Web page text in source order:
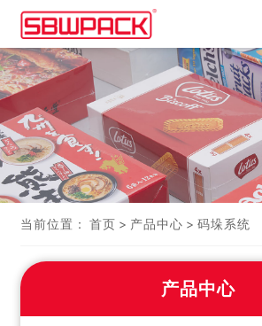
当前位置： 首页 > 产品中心 > 码垛系统
产品中心